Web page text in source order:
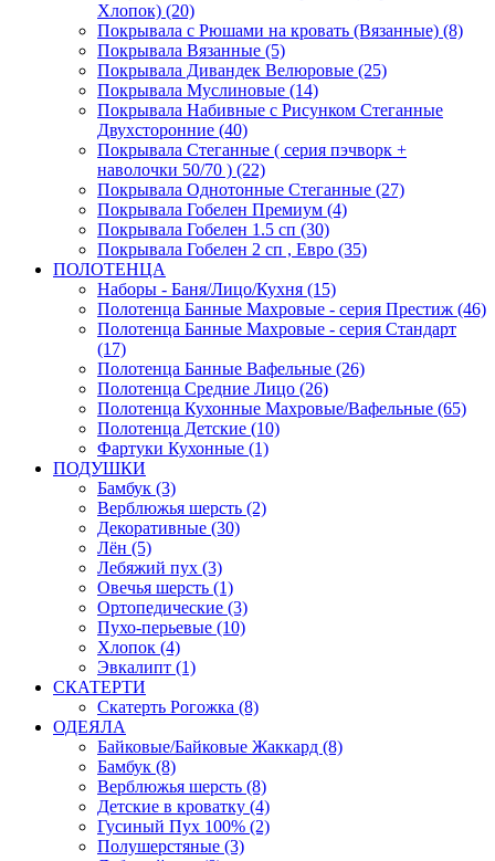
Хлопок) (20)
Покрывала с Рюшами на кровать (Вязанные) (8)
Покрывала Вязанные (5)
Покрывала Дивандек Велюровые (25)
Покрывала Муслиновые (14)
Покрывала Набивные с Рисунком Стеганные
Двухсторонние (40)
Покрывала Стеганные ( серия пэчворк +
наволочки 50/70 ) (22)
Покрывала Однотонные Стеганные (27)
Покрывала Гобелен Премиум (4)
Покрывала Гобелен 1.5 сп (30)
Покрывала Гобелен 2 сп , Евро (35)
ПОЛОТЕНЦА
Наборы - Баня/Лицо/Кухня (15)
Полотенца Банные Махровые - серия Престиж (46)
Полотенца Банные Махровые - серия Стандарт
(17)
Полотенца Банные Вафельные (26)
Полотенца Средние Лицо (26)
Полотенца Кухонные Махровые/Вафельные (65)
Полотенца Детские (10)
Фартуки Кухонные (1)
ПОДУШКИ
Бамбук (3)
Верблюжья шерсть (2)
Декоративные (30)
Лён (5)
Лебяжий пух (3)
Овечья шерсть (1)
Ортопедические (3)
Пухо-перьевые (10)
Хлопок (4)
Эвкалипт (1)
СКАТЕРТИ
Скатерть Рогожка (8)
ОДЕЯЛА
Байковые/Байковые Жаккард (8)
Бамбук (8)
Верблюжья шерсть (8)
Детские в кроватку (4)
Гусиный Пух 100% (2)
Полушерстяные (3)